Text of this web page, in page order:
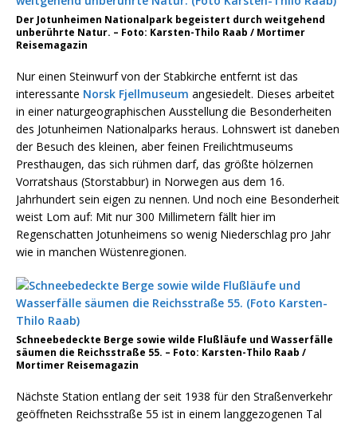
Der Jotunheimen Nationalpark begeistert durch weitgehend
unberührte Natur. – Foto: Karsten-Thilo Raab / Mortimer
Reisemagazin
Nur einen Steinwurf von der Stabkirche entfernt ist das
interessante Norsk Fjellmuseum angesiedelt. Dieses arbeitet
in einer naturgeographischen Ausstellung die Besonderheiten
des Jotunheimen Nationalparks heraus. Lohnswert ist daneben
der Besuch des kleinen, aber feinen Freilichtmuseums
Presthaugen, das sich rühmen darf, das größte hölzernen
Vorratshaus (Storstabbur) in Norwegen aus dem 16.
Jahrhundert sein eigen zu nennen. Und noch eine Besonderheit
weist Lom auf: Mit nur 300 Millimetern fällt hier im
Regenschatten Jotunheimens so wenig Niederschlag pro Jahr
wie in manchen Wüstenregionen.
Schneebedeckte Berge sowie wilde Flußläufe und Wasserfälle
säumen die Reichsstraße 55. – Foto: Karsten-Thilo Raab /
Mortimer Reisemagazin
Nächste Station entlang der seit 1938 für den Straßenverkehr
geöffneten Reichsstraße 55 ist in einem langgezogenen Tal